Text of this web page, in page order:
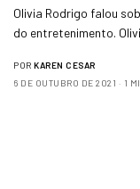
Olivia Rodrigo falou
do entretenimento.
POR KAREN CESAR
6 DE OUTUBRO DE 2021
1